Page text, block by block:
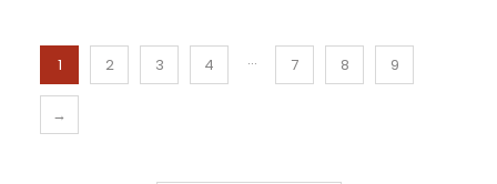
1 2 3 4 … 7 8 9
→